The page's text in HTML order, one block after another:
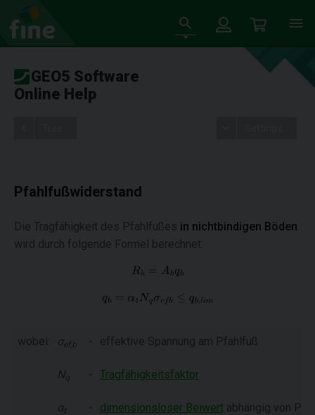
GEO5 Software
Online Help
Pfahlfußwiderstand
Die Tragfähigkeit des Pfahlfußes in nichtbindigen Böden
wird durch folgende Formel berechnet:
wobei: σef,b - effektive Spannung am Pfahlfuß
N q - Tragfähigkeitsfaktor
αt - dimensionsloser Beiwert abhängig von